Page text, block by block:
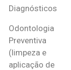
Diagnósticos
Odontologia
Preventiva
(limpeza e
aplicação de